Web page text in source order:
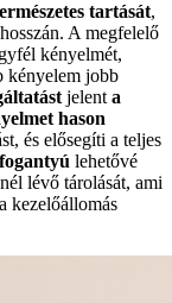
tartását,
A megfelelő
kényelmét,
kényelem jobb
jelenta
hason
és elősegíti a teljes
lehetővé
lévő tárolását, ami
kezelőállomás